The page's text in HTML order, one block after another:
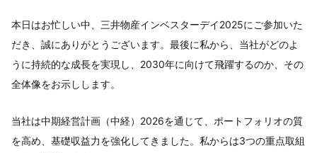
本日はお忙しい中、三井物産インベスターデイ2025にご参加いた
だき、誠にありがとうございます。最後に私から、当社がどのよ
うに持続的な成長を実現し、2030年に向けて飛躍するのか、その
全体像をお示しします。
当社は中期経営計画（中経）2026を通じて、ポートフォリオの質
を高め、基礎収益力を強化してきました。私からは3つの重点取組